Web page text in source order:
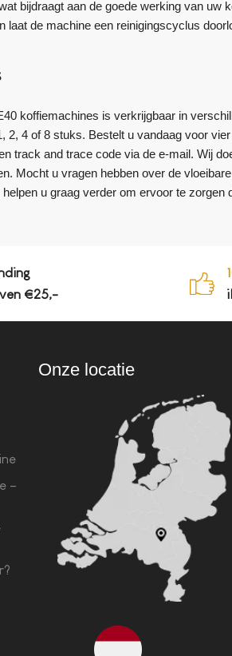
bijdraagt aan de goede werking van uw
laat de machine een reinigingscyclus
koffiemachines is verkrijgbaar in
4 of 8 stuks. Bestelt u vandaag voor
track and trace code via de e-mail. Wij
Mocht u vragen hebben over de
u graag verder om ervoor te
€25,-
–
Onze locatie